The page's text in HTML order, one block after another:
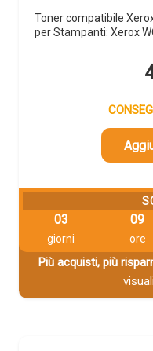
Toner compatibile
per Stampanti: Xerox
03
giorni
09
ore
Più acquisti, più